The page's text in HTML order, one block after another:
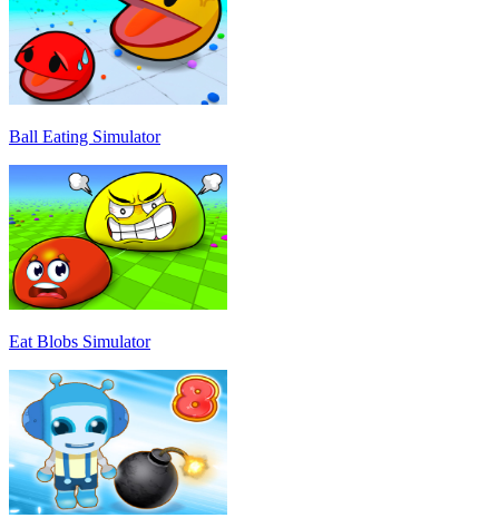
Ball Eating Simulator
Eat Blobs Simulator